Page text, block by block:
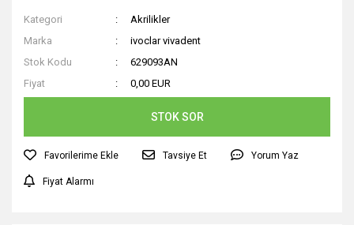
Kategori
Akrilikler
Marka
ivoclar vivadent
Stok Kodu
629093AN
Fiyat
0,00 EUR
STOK SOR
Tavsiye Et Yorum Yaz
Fiyat Alarmı